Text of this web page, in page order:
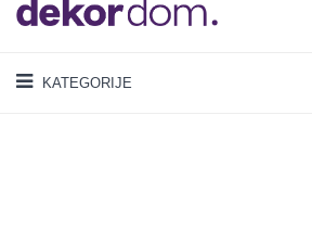
KATEGORIJE